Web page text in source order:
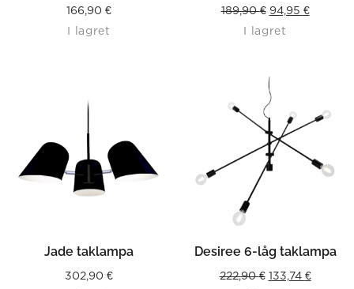
166,90 €
I lagret
189,90€ Original
price
189,90 €.
94,95 €Current
I lagret
Jade taklampa
302,90 €
Desiree 6-låg taklampa
222,90€ Original
133,74 €Current